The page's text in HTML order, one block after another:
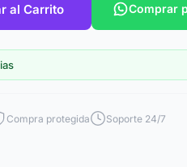
al Carrito Comprar
Compra protegida Soporte 24/7